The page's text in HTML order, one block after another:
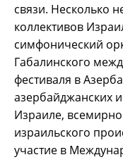
связи. Несколько
коллективов
симфонический
Габалинского
фестиваля в
азербайджанских
Израиле,
израильского
участие в